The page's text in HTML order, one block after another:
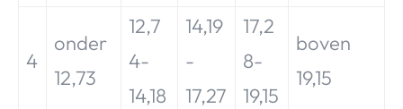
4
onder
12,73
12,7
4-
14,18
14,19
-
17,27
17,2
8-
19,15
boven
19,15